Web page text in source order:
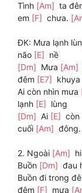
Tình [Am] ta
em [F] chưa.
ĐK: Mưa lạnh
não [E] nề
[Dm] Mưa [Am]
đêm [E7]
Ai còn nhìn mưa
lạnh [E] lùng
[Dm] Ai [E] còn
cuối [Am] đông.
2. Ngoài [Am]
Buồn [Dm] đau
Buồn đi trong
đêm [F] mưa